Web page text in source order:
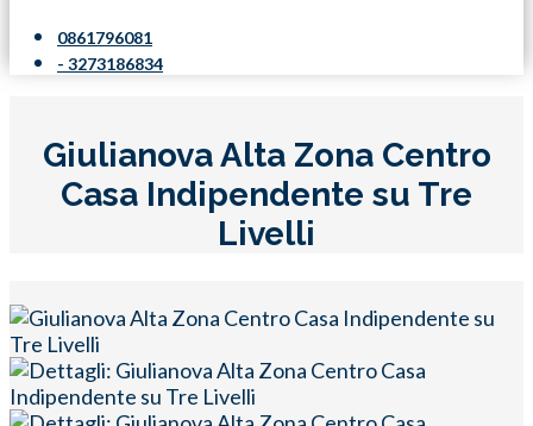
0861796081
- 3273186834
Giulianova Alta Zona Centro
Casa Indipendente su Tre
Livelli